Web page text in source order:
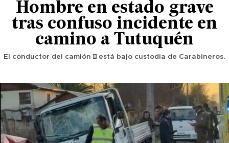
Hombre en estado grave
tras confuso incidente en
camino a Tutuquén
El conductor del camión ¾ está bajo custodia de Carabineros.